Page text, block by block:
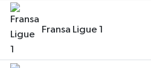
Fransa Ligue 1